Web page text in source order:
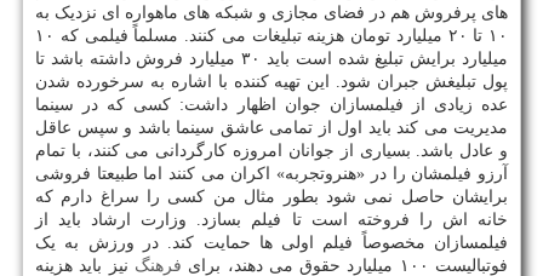
های پرفروش هم در فضای مجازی و شبکه های ماهواره ای نزدیک به
۱۰ تا ۲۰ میلیارد تومان هزینه تبلیغات می کنند. مسلماً فیلمی که ۱۰
میلیارد برایش تبلیغ شده است باید ۳۰ میلیارد فروش داشته باشد تا
پول تبلیغش جبران شود. این تهیه کننده با اشاره به سرخورده شدن
عده زیادی از فیلمسازان جوان اظهار داشت: کسی که در سینما
مدیریت می کند باید اول از تمامی عاشق سینما باشد و سپس عاقل
و عادل باشد. بسیاری از جوانان امروزه کارگردانی می کنند، با تمام
آرزو فیلمشان را در «هنروتجربه» اکران می کنند اما طبیعتا فروشی
برایشان حاصل نمی شود بطور مثال من کسی را سراغ دارم که
خانه اش را فروخته است تا فیلم بسازد. وزارت ارشاد باید از
فیلمسازان مخصوصاً فیلم اولی ها حمایت کند. در ورزش به یک
فوتبالیست ۱۰۰ میلیارد حقوق می دهند، برای
فرهنگ نیز باید هزینه